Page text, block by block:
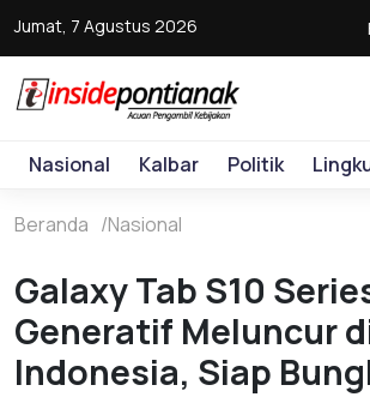
Jumat, 7 Agustus 2026
Nasional Kalbar Politik
Beranda Nasional
Galaxy Tab S10
Generatif Meluncur
Indonesia, Siap